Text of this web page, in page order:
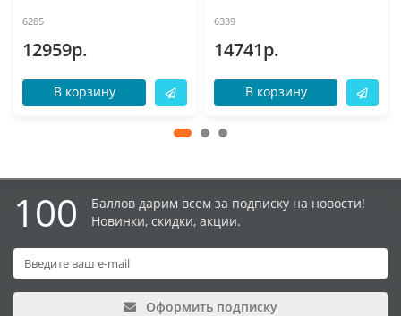
6285
12959р.
В корзину
6339
14741р.
В корзину
100
Баллов дарим всем за подписку на новости!
Новинки, скидки, акции.
Оформить подписку